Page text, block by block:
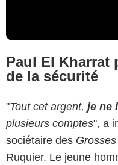
Paul El Kharrat
de la sécurité
"Tout cet argent, je ne
plusieurs comptes", a
sociétaire des
Ruquier. Le jeune